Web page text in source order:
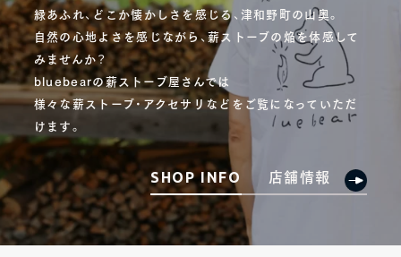
緑あふれ、どこか懐かしさを感じる、津和野町の山奥。
自然の心地よさを感じながら、薪ストーブの焔を体感して
みませんか？
bluebearの薪ストーブ屋さんでは
様々な薪ストーブ・アクセサリなどをご覧になっていただ
けます。
SHOP INFO 店舗情報